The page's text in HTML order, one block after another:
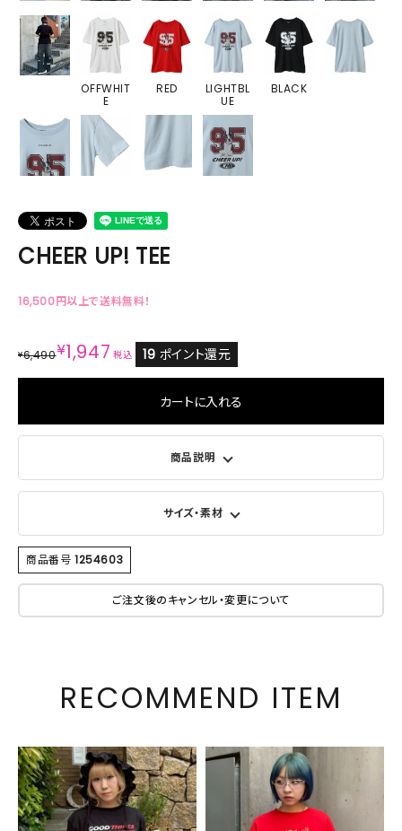
OFFWHIT
E
RED
LIGHTBL
UE
BLACK
CHEER UP! TEE
16,500円以上で送料無料！
¥6,490¥1,947 税込 19 ポイント還元
カートに入れる
商品説明
サイズ・素材
商品番号 1254603
ご注文後のキャンセル・変更について
RECOMMEND ITEM